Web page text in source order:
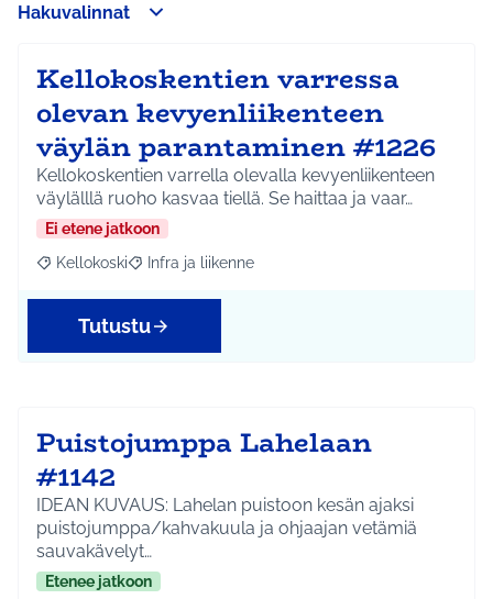
Hakuvalinnat
Kellokoskentien varressa
olevan kevyenliikenteen
väylän parantaminen #1226
Kellokoskentien varrella olevalla kevyenliikenteen
väylälllä ruoho kasvaa tiellä. Se haittaa ja vaar…
Ei etene jatkoon
Rajaa tulokset aihepiirin mukaan: Kellokoski
Kellokoski Rajaa tulokset teeman mukaan: Infra ja liikenne
Infra ja liikenne
Tutustu
Puistojumppa Lahelaan
#1142
IDEAN KUVAUS: Lahelan puistoon kesän ajaksi
puistojumppa/kahvakuula ja ohjaajan vetämiä
sauvakävelyt…
Etenee jatkoon